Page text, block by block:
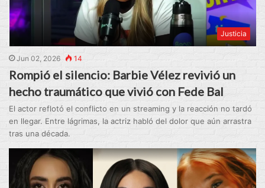
Justicia
Jun 02, 2026 14
Rompió el silencio: Barbie Vélez revivió un
hecho traumático que vivió con Fede Bal
El actor reflotó el conflicto en un streaming y la reacción no tardó
en llegar. Entre lágrimas, la actriz habló del dolor que aún arrastra
tras una década.